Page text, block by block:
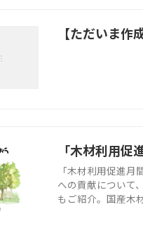
【ただいま
「木材利用促
「木材利用促進
への貢献について
もご紹介。国産木